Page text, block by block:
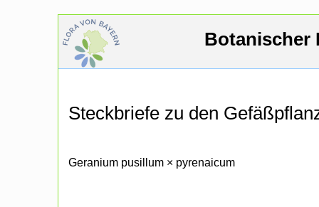
Botanischer
Steckbriefe zu den
Geranium pusillum × pyrenaicum